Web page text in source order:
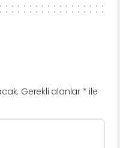
Gerekli alanlar * ile